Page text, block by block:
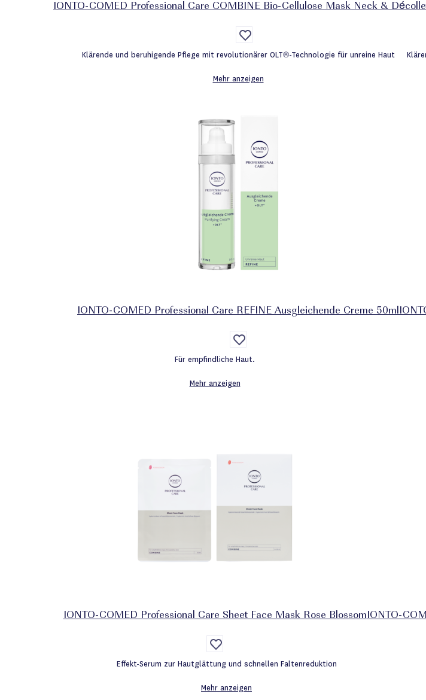
IONTO-COMED Professional Care COMBINE Bio-Cellulose Mask Neck &
Auf
die
Wunschliste
Klärende und beruhigende Pflege mit revolutionärer OLT®-Technologie für unreine Haut
Mehr anzeigen
IONTO-COMED Professional Care REFINE Ausgleichende Creme 50ml
Auf
die
Wunschliste
Für empfindliche Haut.
Mehr anzeigen
IONTO-COMED Professional Care Sheet Face Mask Rose Blossom
Auf
die
Wunschliste
IONTO-
Effekt-Serum zur Hautglättung und schnellen Faltenreduktion
Mehr anzeigen